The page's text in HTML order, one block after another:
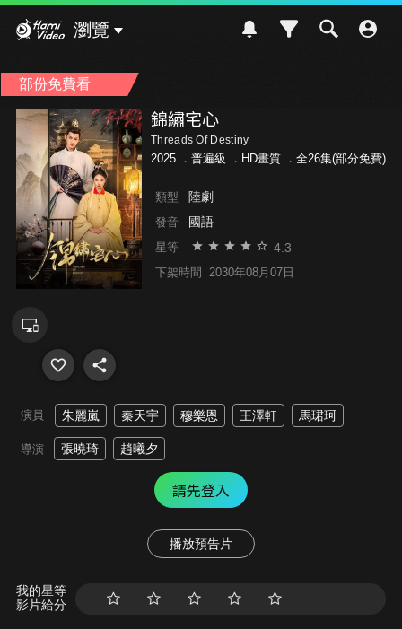
瀏覽
部份免費看
錦繡宅心
Threads Of Destiny
2025 ． 普遍級 ．HD畫質 ．全26集(部分免費)
類型 陸劇
發音 國語
星等 4.3
下架時間 2030年08月07日
演員 朱麗嵐 秦天宇 穆樂恩 王澤軒 馬珺珂
導演 張曉琦 趙曦夕
請先登入
播放預告片
我的星等
影片給分